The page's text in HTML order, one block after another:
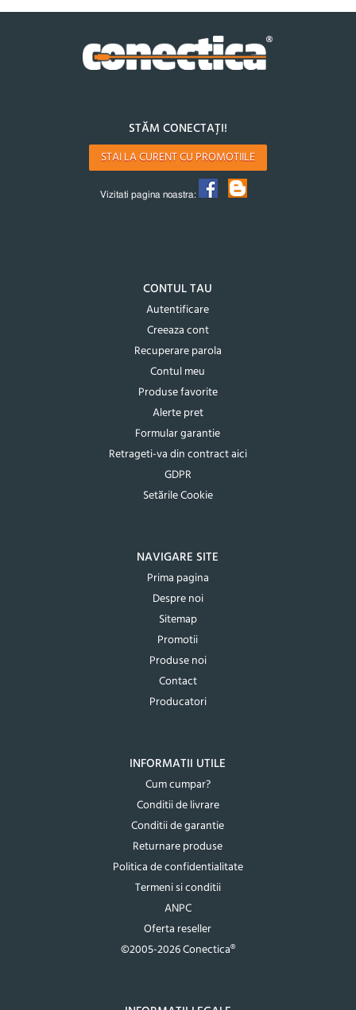
STĂM CONECTAȚI!
STAI LA CURENT CU PROMOTIILE
Vizitati pagina noastra:
CONTUL TAU
Autentificare
Creeaza cont
Recuperare parola
Contul meu
Produse favorite
Alerte pret
Formular garantie
Retrageti-va din contract aici
GDPR
Setările Cookie
NAVIGARE SITE
Prima pagina
Despre noi
Sitemap
Promotii
Produse noi
Contact
Producatori
INFORMATII UTILE
Cum cumpar?
Conditii de livrare
Conditii de garantie
Returnare produse
Politica de confidentialitate
Termeni si conditii
ANPC
Oferta reseller
©2005-2026 Conectica®